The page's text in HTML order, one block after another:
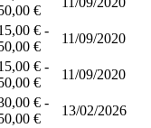
€
€ -
€
11/09/2020
€ -
€
11/09/2020
€ -
€
13/02/2026